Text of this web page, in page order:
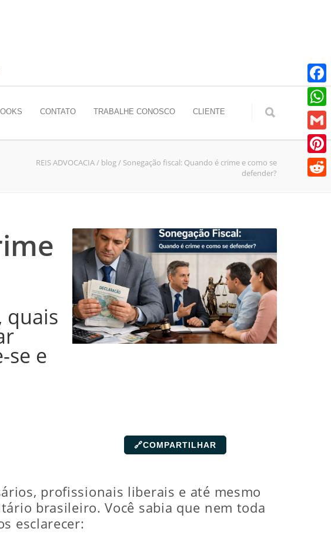
CONTATO TRABALHE CONOSCO CLIENTE
REIS ADVOCACIA/ blog/ Sonegação fiscal: Quando é crime e como se
defender?
quais
se e
🔗COMPARTILHAR
profissionais liberais e até mesmo
brasileiro. Você sabia que nem toda
esclarecer:
Gmail